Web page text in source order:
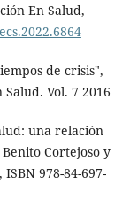
En Salud,
de crisis",
Vol. 7 2016
una relación
Cortejoso y
978-84-697-